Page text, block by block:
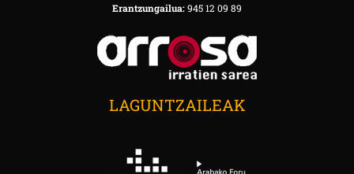
Erantzungailua:945 12 09 89
LAGUNTZAILEAK